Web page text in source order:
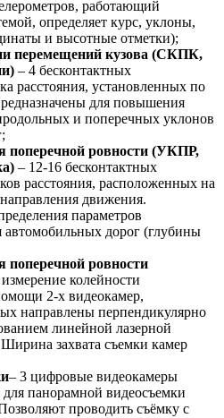
работающий
определяет курс, уклоны,
и высотные отметки);
перемещений кузова (СКПК,
– 4 бесконтактных
расстояния, установленных по
для повышения
и поперечных уклонов
поперечной ровности (УКПР,
– 12-16 бесконтактных
расстояния, расположенных на
движения.
параметров
автомобильных дорог (глубины
поперечной ровности
колейности
2-х видеокамер,
направлены перпендикулярно
линейной лазерной
захвата съемки камер
– 3 цифровые видеокамеры
панорамной видеосъемки
проводить съёмку с